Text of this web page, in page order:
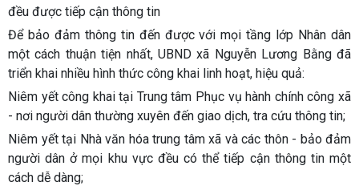
đều được tiếp cận thông tin
Để bảo đảm thông tin đến được với mọi tầng lớp Nhân dân
một cách thuận tiện nhất, UBND xã Nguyễn Lương Bằng đã
triển khai nhiều hình thức công khai linh hoạt, hiệu quả:
Niêm yết công khai tại Trung tâm Phục vụ hành chính công xã
- nơi người dân thường xuyên đến giao dịch, tra cứu thông tin;
Niêm yết tại Nhà văn hóa trung tâm xã và các thôn - bảo đảm
người dân ở mọi khu vực đều có thể tiếp cận thông tin một
cách dễ dàng;